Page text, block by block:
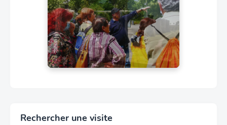
Rechercher une visite